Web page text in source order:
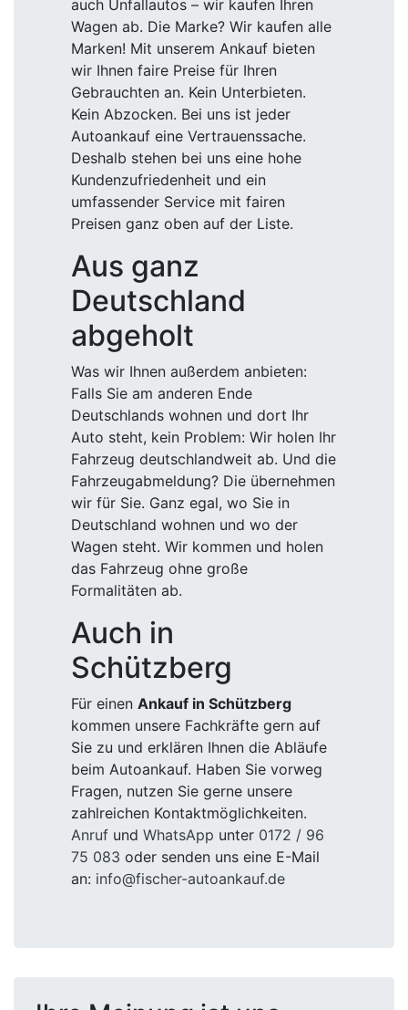
auch Unfallautos – wir kaufen Ihren
Wagen ab. Die Marke? Wir kaufen alle
Marken! Mit unserem Ankauf bieten
wir Ihnen faire Preise für Ihren
Gebrauchten an. Kein Unterbieten.
Kein Abzocken. Bei uns ist jeder
Autoankauf eine Vertrauenssache.
Deshalb stehen bei uns eine hohe
Kundenzufriedenheit und ein
umfassender Service mit fairen
Preisen ganz oben auf der Liste.
Aus ganz
Deutschland
abgeholt
Was wir Ihnen außerdem anbieten:
Falls Sie am anderen Ende
Deutschlands wohnen und dort Ihr
Auto steht, kein Problem: Wir holen Ihr
Fahrzeug deutschlandweit ab. Und die
Fahrzeugabmeldung? Die übernehmen
wir für Sie. Ganz egal, wo Sie in
Deutschland wohnen und wo der
Wagen steht. Wir kommen und holen
das Fahrzeug ohne große
Formalitäten ab.
Auch in
Schützberg
Für einen Ankauf in Schützberg
kommen unsere Fachkräfte gern auf
Sie zu und erklären Ihnen die Abläufe
beim Autoankauf. Haben Sie vorweg
Fragen, nutzen Sie gerne unsere
zahlreichen Kontaktmöglichkeiten.
Anruf und WhatsApp unter 0172 / 96
75 083 oder senden uns eine E-Mail
an: info@fischer-autoankauf.de